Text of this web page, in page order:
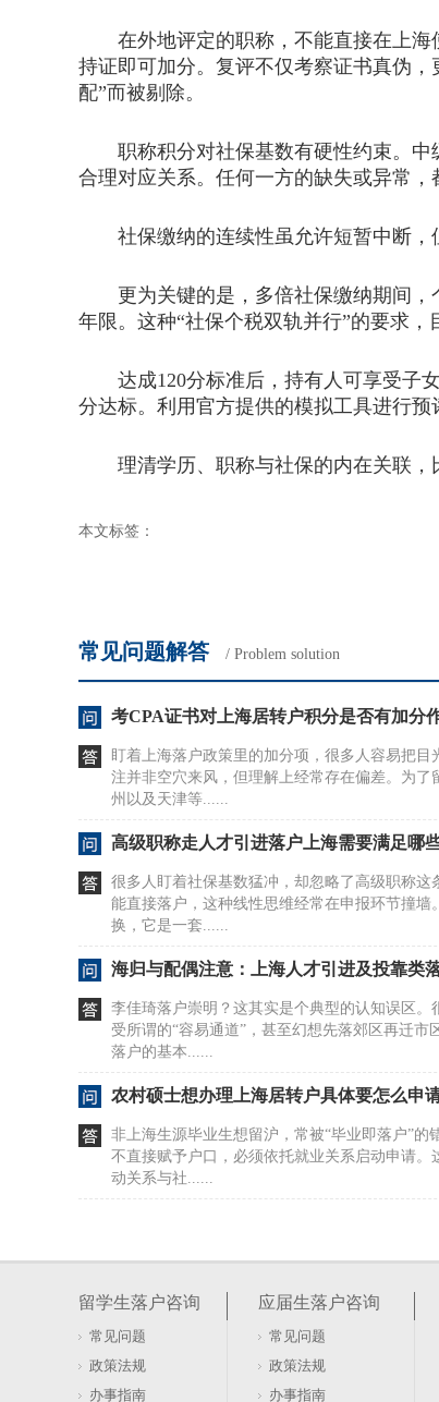
在外地评定的职称，不能直接在上海
持证即可加分。复评不仅考察证书真伪
配”而被剔除。
职称积分对社保基数有硬性约束。中
合理对应关系。任何一方的缺失或异常
社保缴纳的连续性虽允许短暂中断，
更为关键的是，多倍社保缴纳期间，
年限。这种“社保个税双轨并行”的要求，
达成120分标准后，持有人可享受子女
分达标。利用官方提供的模拟工具进行预
理清学历、职称与社保的内在关联，
本文标签：
常见问题解答 / Problem solution
考CPA证书对上海居转户积分是否有加分
盯着上海落户政策里的加分项，很多人容易把
注并非空穴来风，但理解上经常存在偏差。为
州以及天津等......
高级职称走人才引进落户上海需要满足哪
很多人盯着社保基数猛冲，却忽略了高级职称
能直接落户，这种线性思维经常在申报环节撞墙
换，它是一套......
海归与配偶注意：上海人才引进及投靠类
李佳琦落户崇明？这其实是个典型的认知误区
受所谓的“容易通道”，甚至幻想先落郊区再迁
落户的基本......
农村硕士想办理上海居转户具体要怎么申
非上海生源毕业生想留沪，常被“毕业即落户”的
不直接赋予户口，必须依托就业关系启动申请
动关系与社......
外地父母刚拿到上海户口，新生儿身份证是310
代码均以......
非沪籍人士办理上海落户究竟能享受哪些
外地人想靠双倍社保在上海落户，这思路本身
留学生落户咨询
常见问题
政策法规
办事指南
应届生落户咨询
常见问题
政策法规
办事指南